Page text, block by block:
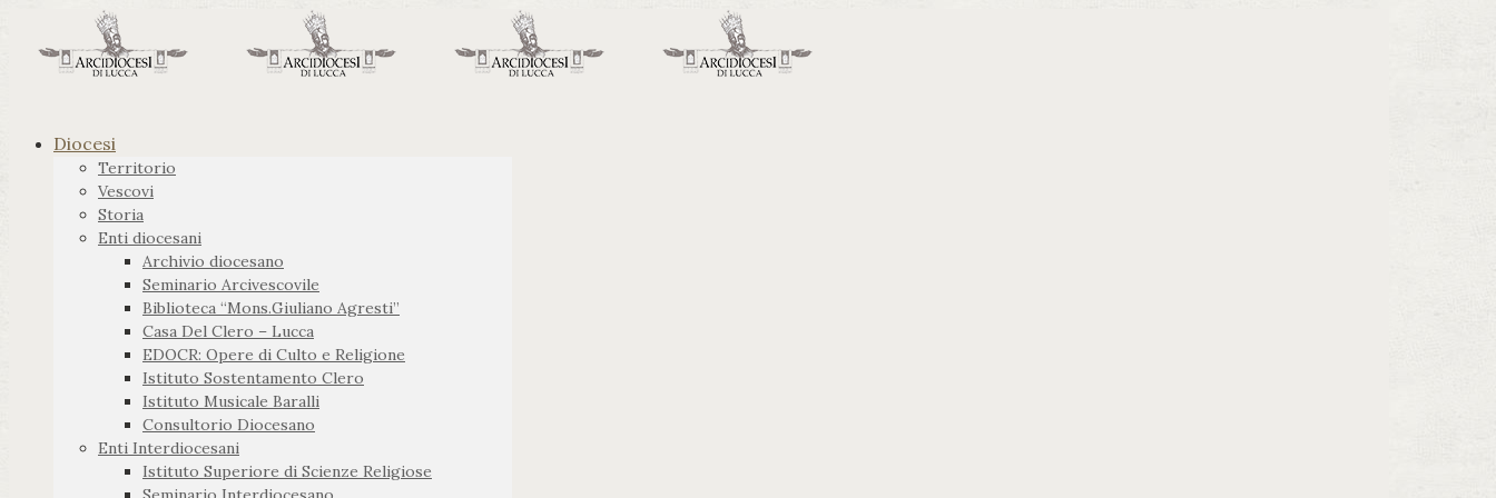
Diocesi
Territorio
Vescovi
Storia
Enti diocesani
Archivio diocesano
Seminario Arcivescovile
Biblioteca “Mons.Giuliano Agresti”
Casa Del Clero – Lucca
EDOCR: Opere di Culto e Religione
Istituto Sostentamento Clero
Istituto Musicale Baralli
Consultorio Diocesano
Enti Interdiocesani
Istituto Superiore di Scienze Religiose